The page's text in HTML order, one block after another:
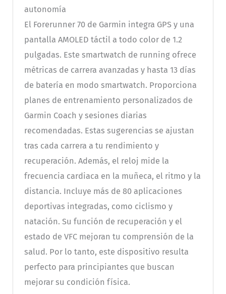
autonomía
El Forerunner 70 de Garmin integra GPS y una
pantalla AMOLED táctil a todo color de 1.2
pulgadas. Este smartwatch de running ofrece
métricas de carrera avanzadas y hasta 13 días
de batería en modo smartwatch. Proporciona
planes de entrenamiento personalizados de
Garmin Coach y sesiones diarias
recomendadas. Estas sugerencias se ajustan
tras cada carrera a tu rendimiento y
recuperación. Además, el reloj mide la
frecuencia cardiaca en la muñeca, el ritmo y la
distancia. Incluye más de 80 aplicaciones
deportivas integradas, como ciclismo y
natación. Su función de recuperación y el
estado de VFC mejoran tu comprensión de la
salud. Por lo tanto, este dispositivo resulta
perfecto para principiantes que buscan
mejorar su condición física.